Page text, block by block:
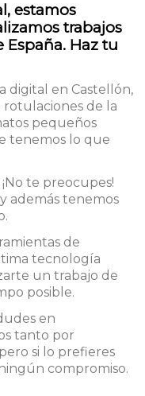
estamos
trabajos
España. Haz tu
digital en Castellón,
rotulaciones de la
pequeños
tenemos lo que
te preocupes!
además tenemos
de
tecnología
un trabajo de
posible.
en
tanto por
si lo prefieres
compromiso.